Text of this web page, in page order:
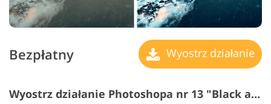
Bezpłatny Wyostrz działanie
Wyostrz działanie Photoshopa nr 13 "Black and White"